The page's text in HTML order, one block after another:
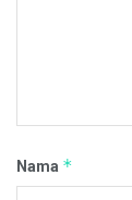
Nama *